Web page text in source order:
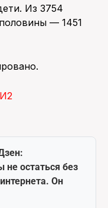
Из 3754
— 1451
не остаться без
Он